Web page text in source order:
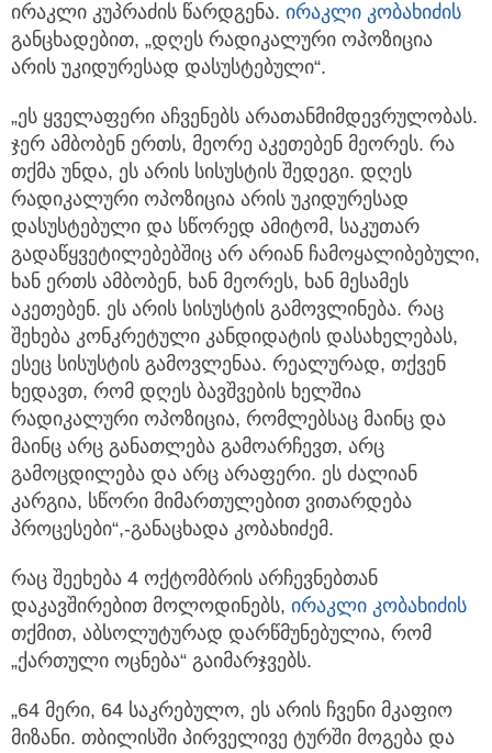
ირაკლი კუპრაძის წარდგენა. ირაკლი კობახიძის
განცხადებით, „დღეს რადიკალური ოპოზიცია
არის უკიდურესად დასუსტებული“.
„ეს ყველაფერი აჩვენებს არათანმიმდევრულობას.
ჯერ ამბობენ ერთს, მეორე აკეთებენ მეორეს. რა
თქმა უნდა, ეს არის სისუსტის შედეგი. დღეს
რადიკალური ოპოზიცია არის უკიდურესად
დასუსტებული და სწორედ ამიტომ, საკუთარ
გადაწყვეტილებებშიც არ არიან ჩამოყალიბებული,
ხან ერთს ამბობენ, ხან მეორეს, ხან მესამეს
აკეთებენ. ეს არის სისუსტის გამოვლინება. რაც
შეხება კონკრეტული კანდიდატის დასახელებას,
ესეც სისუსტის გამოვლენაა. რეალურად, თქვენ
ხედავთ, რომ დღეს ბავშვების ხელშია
რადიკალური ოპოზიცია, რომლებსაც მაინც და
მაინც არც განათლება გამოარჩევთ, არც
გამოცდილება და არც არაფერი. ეს ძალიან
კარგია, სწორი მიმართულებით ვითარდება
პროცესები“,-განაცხადა კობახიძემ.
რაც შეეხება 4 ოქტომბრის არჩევნებთან
დაკავშირებით მოლოდინებს, ირაკლი კობახიძის
თქმით, აბსოლუტურად დარწმუნებულია, რომ
„ქართული ოცნება“ გაიმარჯვებს.
„64 მერი, 64 საკრებულო, ეს არის ჩვენი მკაფიო
მიზანი. თბილისში პირველივე ტურში მოგება და